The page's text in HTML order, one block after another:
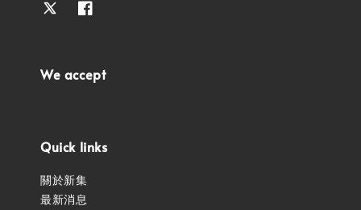
We accept
Quick links
關於新集
最新消息